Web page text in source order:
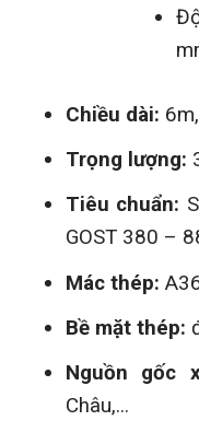
Chiều dài:
Trọng lượng:
Tiêu chuẩn:
GOST 380 –
Mác thép:
Bề mặt thép:
Nguồn gốc
Châu,...